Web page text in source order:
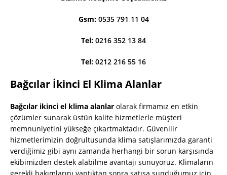
Gsm: 0535 791 11 04
Tel: 0216 352 13 84
Tel: 0212 216 55 16
Bağcılar İkinci El Klima Alanlar
Bağcılar ikinci el klima alanlar olarak firmamız en etkin
çözümler sunarak üstün kalite hizmetlerle müşteri
memnuniyetini yükseğe çıkartmaktadır. Güvenilir
hizmetlerimizin doğrultusunda klima satışlarımızda garanti
verdiğimiz gibi aynı zamanda herhangi bir sorun karşısında
ekibimizden destek alabilme avantajı sunuyoruz. Klimaların